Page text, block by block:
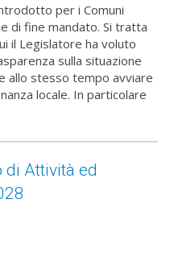
per i Comuni
di fine mandato. Si tratta
il Legislatore ha voluto
sulla situazione
allo stesso tempo avviare
locale. In particolare
di Attività ed